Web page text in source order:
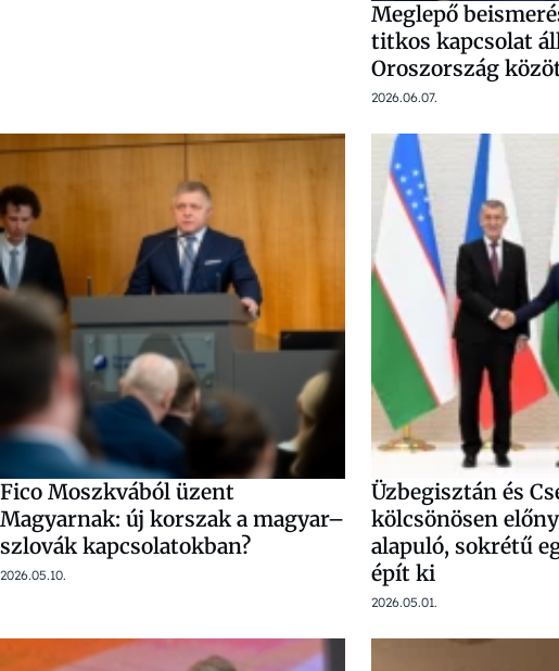
Meglepő
titkos kapcsolat
Oroszország
2026.06.07.
Fico Moszkvából üzent
Magyarnak: új korszak a magyar–
szlovák kapcsolatokban?
2026.05.10.
Üzbegisztán és
kölcsönösen
alapuló, sokrétű
épít ki
2026.05.01.